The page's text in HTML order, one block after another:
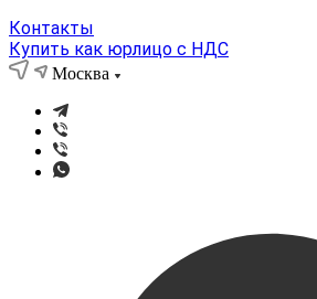
Контакты
Купить как юрлицо с НДС
Москва